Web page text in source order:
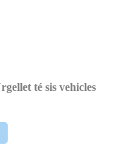
té sis vehicles